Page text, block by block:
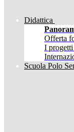
Didattica
Offerta
I progetti
Scuola Polo